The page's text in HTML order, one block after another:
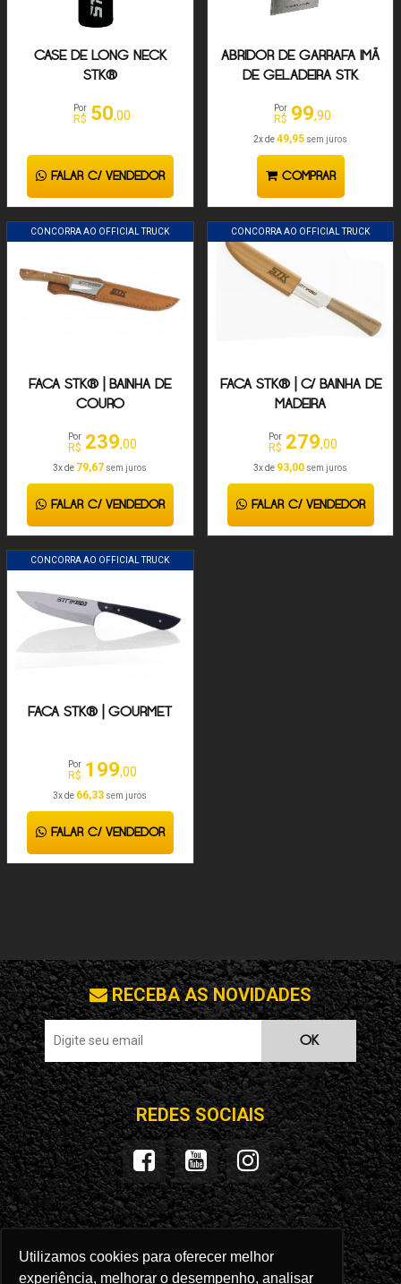
Utilizamos cookies para oferecer melhor
experiência, melhorar o desempenho, analisar
CASE DE LONG NECK
STK®
Por
R$ 50,00
FALAR C/ VENDEDOR
ABRIDOR DE GARRAFA IMÃ
DE GELADEIRA STK
Por
R$ 99,90
2x de49,95 sem juros
COMPRAR
CONCORRA AO OFFICIAL TRUCK
FACA STK® | BAINHA DE
COURO
Por
R$ 239,00
3x de 79,67 sem juros
FALAR C/ VENDEDOR
CONCORRA AO OFFICIAL TRUCK
FACA STK® | C/ BAINHA DE
MADEIRA
Por
R$ 279,00
3x de 93,00 sem juros
FALAR C/ VENDEDOR
CONCORRA AO OFFICIAL TRUCK
FACA STK® | GOURMET
Por
R$ 199,00
3x de 66,33 sem juros
FALAR C/ VENDEDOR
RECEBA AS NOVIDADES
OK
REDES SOCIAIS
SEGURANÇA LOJA VIRTUAL